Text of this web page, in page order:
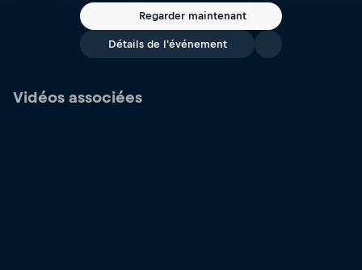
Regarder maintenant
Détails de l'événement
Vidéos associées